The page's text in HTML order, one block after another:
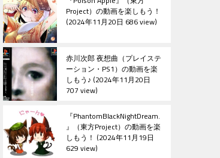
Project）の動画を楽しもう！
2024年11月20日 686 view
赤川次郎 夜想曲（プレイステ
ーション・PS1）の動画を楽
しもう♪ 2024年11月20日
707 view
『PhantomBlackNightDream.
』（東方Project）の動画を楽
しもう！ 2024年11月19日
629 view